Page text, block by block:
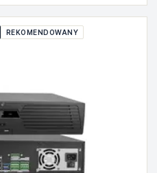
REKOMENDOWANY